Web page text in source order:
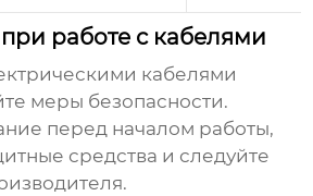
работе с кабелями
кабелями
меры безопасности.
перед началом работы,
средства и следуйте